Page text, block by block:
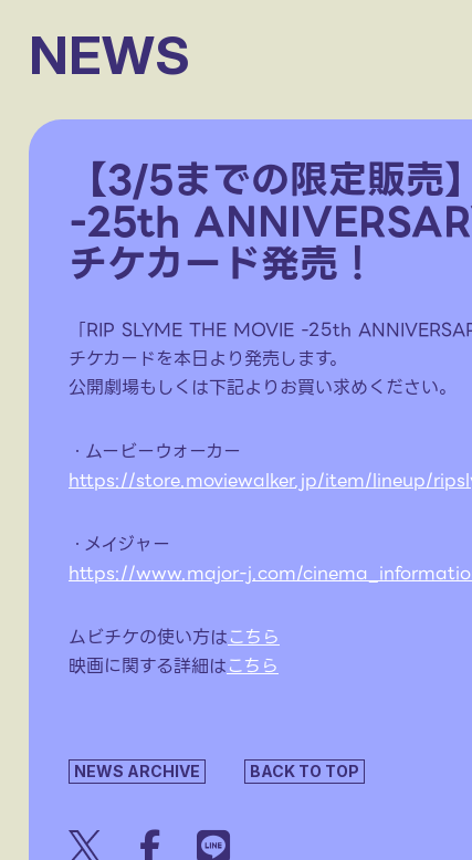
NEWS
【3/5までの限定販
-25th
チケカード発売！
「RIP SLYME THE MOVIE -25th
チケカードを本日より発売します。
公開劇場もしくは下記よりお買い求めください。
・ムービーウォーカー
https://store.moviewalker.jp/item/lineup/
・メイジャー
https://www.major-j.com/
ムビチケの使い方はこちら
映画に関する詳細はこちら
NEWS ARCHIVE BACK TO TOP